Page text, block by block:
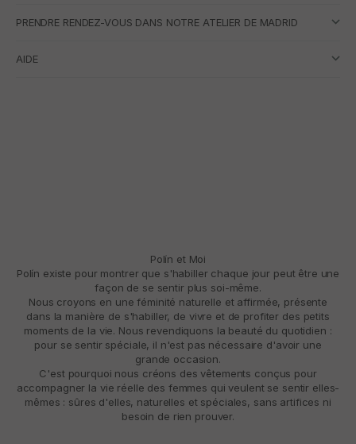
PRENDRE RENDEZ-VOUS DANS NOTRE ATELIER DE MADRID
AIDE
Polín et Moi
Polín existe pour montrer que s'habiller chaque jour peut être une
façon de se sentir plus soi-même.
Nous croyons en une féminité naturelle et affirmée, présente
dans la manière de s'habiller, de vivre et de profiter des petits
moments de la vie. Nous revendiquons la beauté du quotidien :
pour se sentir spéciale, il n'est pas nécessaire d'avoir une
grande occasion.
C'est pourquoi nous créons des vêtements conçus pour
accompagner la vie réelle des femmes qui veulent se sentir elles-
mêmes : sûres d'elles, naturelles et spéciales, sans artifices ni
besoin de rien prouver.